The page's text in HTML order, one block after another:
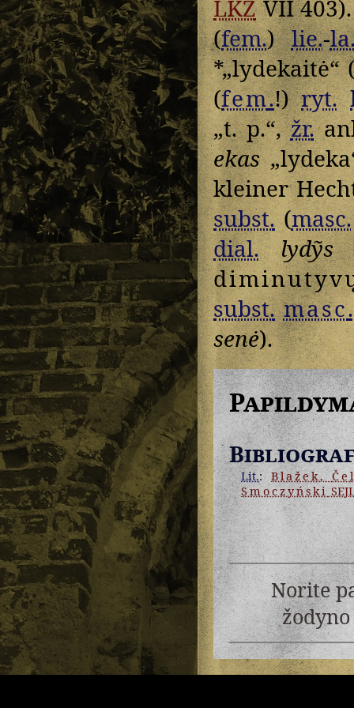
LKŽVII
(fem.)lie.-
*„lydekaitė“
(fem.!)ryt.
„t. p.“,žr.
ekas
kleiner
subst.(masc.
dial.
lydỹs
subst. masc.
senė).
Lit.: Blažek,
Smoczyński
Norite